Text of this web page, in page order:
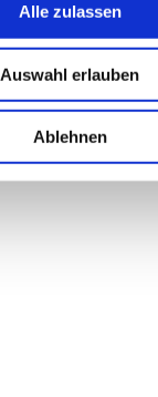
Alle zulassen
Auswahl erlauben
Ablehnen